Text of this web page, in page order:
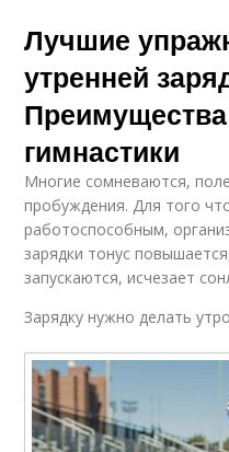
Лучшие
утренней
гимнастики
Многие сомневаются,
пробуждения. Для того
работоспособным,
зарядки тонус
запускаются, исчезает
Зарядку нужно делать